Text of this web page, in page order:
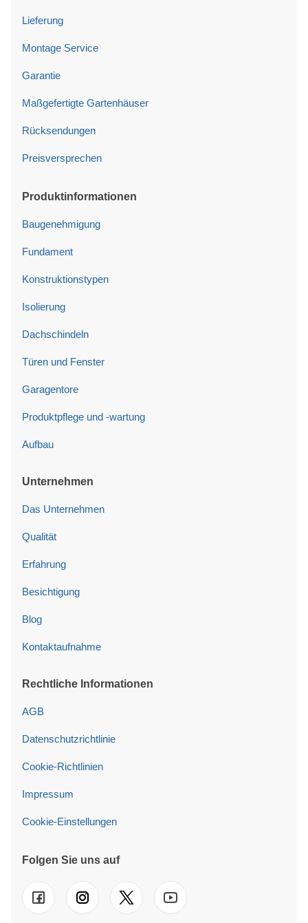
Lieferung
Montage Service
Garantie
Maßgefertigte Gartenhäuser
Rücksendungen
Preisversprechen
Produktinformationen
Baugenehmigung
Fundament
Konstruktionstypen
Isolierung
Dachschindeln
Türen und Fenster
Garagentore
Produktpflege und -wartung
Aufbau
Unternehmen
Das Unternehmen
Qualität
Erfahrung
Besichtigung
Blog
Kontaktaufnahme
Rechtliche Informationen
AGB
Datenschutzrichtlinie
Cookie-Richtlinien
Impressum
Cookie-Einstellungen
Folgen Sie uns auf